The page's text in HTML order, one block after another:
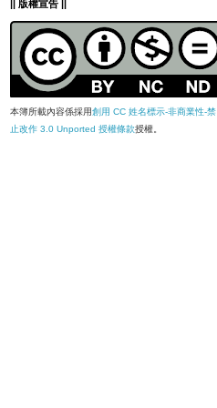
|| 版權宣告 ||
本簿所載內容係採用創用 CC 姓名標示-非商業性-禁
止改作 3.0 Unported 授權條款授權。